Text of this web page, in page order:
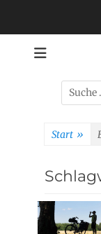
Suchen
nach:
Start »